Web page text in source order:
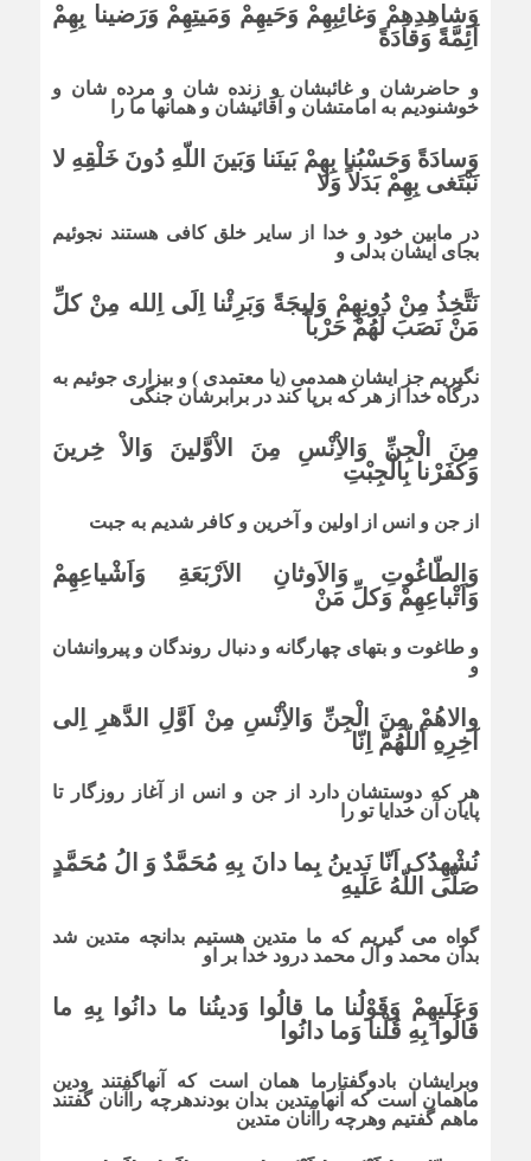
وَشاهِدِهِمْ وَغائِبِهِمْ وَحَیهِمْ وَمَیتِهِمْ وَرَضینا بِهِمْ
اَئِمَّةً وَقادَةً
و حاضرشان و غائبشان و زنده شان و مرده شان و
خوشنودیم به امامتشان و آقائیشان و همانها ما را
وَسادَةً وَحَسْبُنا بِهِمْ بَینَنا وَبَینَ اللّهِ دُونَ خَلْقِهِ لا
نَبْتَغى بِهِمْ بَدَلاً وَلا
در مابین خود و خدا از سایر خلق کافى هستند نجوئیم
بجاى ایشان بدلى و
نَتَّخِذُ مِنْ دُونِهِمْ وَلیجَةً وَبَرِئْنا اِلَى اِلله مِنْ کلِّ
مَنْ نَصَبَ لَهُمْ حَرْباً
نگیریم جز ایشان همدمى (یا معتمدى ) و بیزارى جوئیم به
درگاه خدا از هر که برپا کند در برابرشان جنگى
مِنَ الْجِنِّ وَالاِْنْسِ مِنَ الاْوَّلینَ وَالاْ خِرینَ
وَکفَرْنا بِالْجِبْتِ
از جن و انس از اولین و آخرین و کافر شدیم به جبت
وَالطّاغُوتِ وَالاَوثانِ الاَرْبَعَةِ وَاَشْیاعِهِمْ
وَاَتْباعِهِمْ وَکلِّ مَنْ
و طاغوت و بتهاى چهارگانه و دنبال روندگان و پیروانشان
و
والاهُمْ مِنَ الْجِنِّ وَالاِْنْسِ مِنْ اَوَّلِ الدَّهرِ اِلى
آخِرِهِ اَللّهُمَّ اِنّا
هر که دوستشان دارد از جن و انس از آغاز روزگار تا
پایان آن خدایا تو را
نُشْهِدُک اَنّا نَدینُ بِما دانَ بِهِ مُحَمَّدٌ وَ الُ مُحَمَّدٍ
صَلَّى اللّهُ عَلَیهِ
گواه مى گیریم که ما متدین هستیم بدانچه متدین شد
بدان محمد و آل محمد درود خدا بر او
وَعَلَیهِمْ وَقَوْلُنا ما قالُوا وَدینُنا ما دانُوا بِهِ ما
قالُوا بِهِ قُلْنا وَما دانُوا
وبرایشان بادوگفتارما همان است که آنهاگفتند ودین
ماهمان است که آنهامتدین بدان بودندهرچه راآنان گفتند
ماهم گفتیم وهرچه راآنان متدین